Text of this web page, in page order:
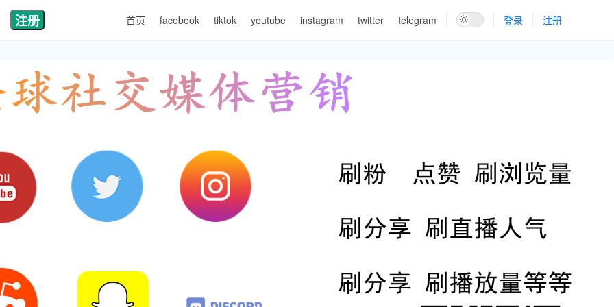
注册 首页 facebook tiktok youtube instagram twitter telegram 登录 注册